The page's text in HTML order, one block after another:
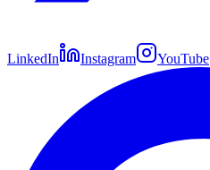
LinkedIn Instagram YouTube